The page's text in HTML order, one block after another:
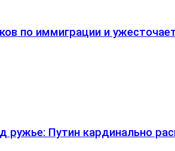
по иммиграции и
ружье: Путин кардинально